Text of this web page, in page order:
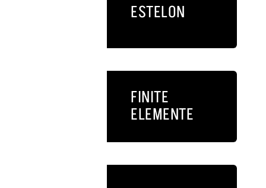
ESTELON
FINITE
ELEMENTE